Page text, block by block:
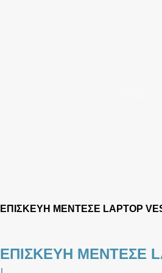
ΕΠΙΣΚΕΥΗ ΜΕΝΤΕΣΕ LAPTOP
ΕΠΙΣΚΕΥΗ ΜΕΝΤΕΣΕ